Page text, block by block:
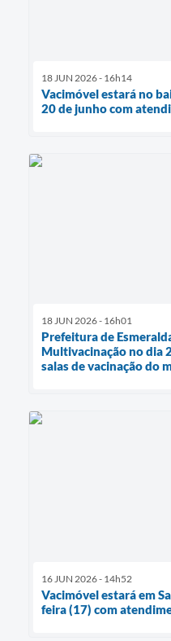
18 JUN 2026 - 16h14
Vacimóvel estará no
20 de junho com
18 JUN 2026 - 16h01
Prefeitura de
Multivacinação no dia
salas de vacinação do
16 JUN 2026 - 14h52
Vacimóvel estará em
feira (17) com